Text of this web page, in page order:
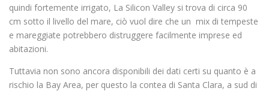
quindi fortemente irrigato, La Silicon Valley si trova di circa 90
cm sotto il livello del mare, ciò vuol dire che un mix di tempeste
e mareggiate potrebbero distruggere facilmente imprese ed
abitazioni.
Tuttavia non sono ancora disponibili dei dati certi su quanto è a
rischio la Bay Area, per questo la contea di Santa Clara, a sud di